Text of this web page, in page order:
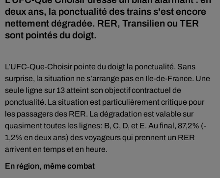
deux ans, la ponctualité des trains s'est encore
nettement dégradée. RER, Transilien ou TER
sont pointés du doigt.
L’UFC-Que-Choisir pointe du doigt la ponctualité. Sans
surprise, la situation ne s’arrange pas en Ile-de-France. Une
seule ligne sur 13 atteint son objectif contractuel de
ponctualité. La situation est particulièrement critique pour
les passagers des RER. La dégradation est valable sur
quasiment toutes les lignes: B, C, D, et E. Au final, 87,2% (-
1,2% en deux ans) des voyageurs qui prennent un RER
arrivent en temps et en heure.
En région, même combat